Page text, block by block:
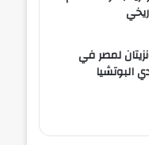
لمصر في
البوتشيا